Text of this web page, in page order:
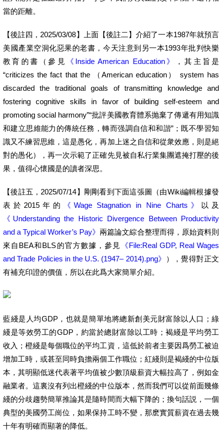
當的距離。
【後註四，2025/03/08】上面【後註二】介紹了一本1987年就預言
美國產業空洞化惡果的老書，今天注意到另一本1993年批判快樂
教育的書（參見
《Inside American Education》
，其主旨是
“criticizes the fact that the （American education） system has
discarded the traditional goals of transmitting knowledge and
fostering cognitive skills in favor of building self-esteem and
promoting social harmony”“批評美國教育體系抛棄了傳遞有用知識
和建立思維能力的傳統任務，轉而强調自信和和諧”；既不學習知
識又不練習思維，這是愚化，再加上迷之自信和從衆效應，則是絕
對的愚化），再一次示範了正確先見被自私行業集團遮掩打壓的後
果，值得心懷國是的讀者深思。
【後註五，2025/07/14】剛剛看到下面這張圖（由Wiki編輯根據發
表於2015年的
《Wage Stagnation in Nine Charts》
以及
《Understanding the Historic Divergence Between Productivity
and a Typical Worker’s Pay》 兩篇論文綜合整理而得，原始資料則
來自BEA和BLS的官方數據，參見
《File:Real GDP, Real Wages
and Trade Policies in the U.S. (1947– 2014).png》
），覺得對正文
有補充印證的價值，所以在此爲大家簡單介紹。
藍綫是人均GDP，也就是簡單地將總新創美元財富除以人口；綠
綫是等效勞工的GDP，約當於總財富除以工時；褐綫是平均勞工
收入；橙綫是每個職位的平均工資，這低於前者主要因爲勞工被迫
增加工時，或甚至同時負擔兩個工作職位；紅綫則是褐綫的中位版
本，其明顯低迷代表著平均值被少數頂級薪資大幅拉高了，例如金
融業者。這裏沒有列出橙綫的中位版本，然而我們可以從前面幾條
綫的分歧趨勢簡單推論其是隨時間而大幅下降的；換句話説，一個
典型的美國勞工崗位，如果保持工時不變，那麽實質薪資在過去幾
十年有明確而顯著的降低。